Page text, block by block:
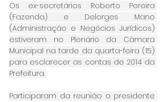
Os ex-secretários Roberto Pereira
(Fazenda) e Delorges Mano
(Administração e Negócios Jurídicos)
estiveram no Plenário da Câmara
Municipal na tarde da quarta-feira (15)
para esclarecer as contas de 2014 da
Prefeitura.
Participaram da reunião o presidente